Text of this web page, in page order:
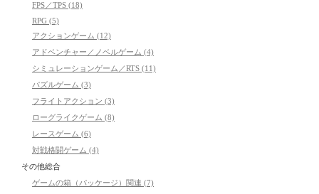
FPS／TPS (18)
RPG (5)
アクションゲーム (12)
アドベンチャー／ノベルゲーム (4)
シミュレーションゲーム／RTS (11)
パズルゲーム (3)
フライトアクション (3)
ローグライクゲーム (8)
レースゲーム (6)
対戦格闘ゲーム (4)
その他総合
ゲームの箱（パッケージ）関連 (7)